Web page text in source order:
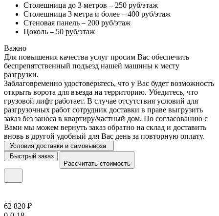
Столешница до 3 метров – 250 руб/этаж
Столешница 3 метра и более – 400 руб/этаж
Стеновая панель – 200 руб/этаж
Цоколь – 50 руб/этаж
Важно
Для повышения качества услуг просим Вас обеспечить
беспрепятственный подъезд нашей машины к месту
разгрузки.
Заблаговременно удостоверьтесь, что у Вас будет возможность
открыть ворота для въезда на территорию. Убедитесь, что
грузовой лифт работает. В случае отсутствия условий для
разгрузочных работ сотрудник доставки в праве выгрузить
заказ без заноса в квартиру/частный дом. По согласованию с
Вами мы можем вернуть заказ обратно на склад и доставить
вновь в другой удобный для Вас день за повторную оплату.
Условия доставки и самовывоза
Быстрый заказ
Рассчитать стоимость
62 820 ₽